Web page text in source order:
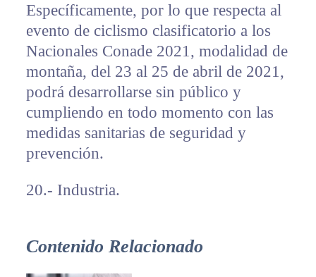
Específicamente, por lo que respecta al
evento de ciclismo clasificatorio a los
Nacionales Conade 2021, modalidad de
montaña, del 23 al 25 de abril de 2021,
podrá desarrollarse sin público y
cumpliendo en todo momento con las
medidas sanitarias de seguridad y
prevención.
20.- Industria.
Contenido Relacionado